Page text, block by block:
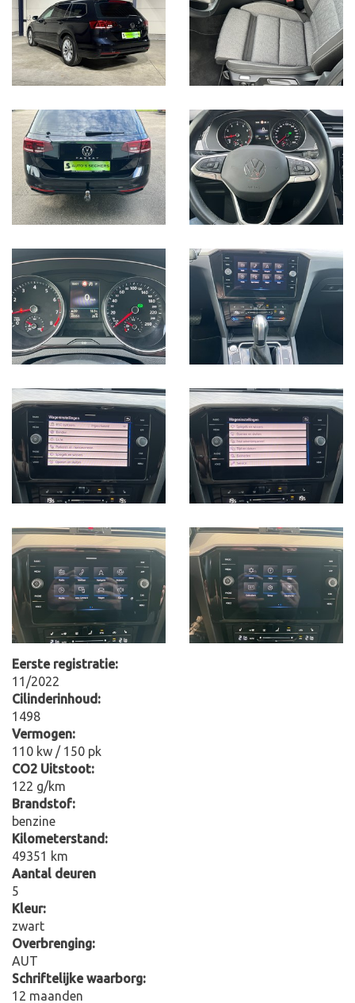
Eerste registratie:
11/2022
Cilinderinhoud:
1498
Vermogen:
110 kw / 150 pk
CO2 Uitstoot:
122 g/km
Brandstof:
benzine
Kilometerstand:
49351 km
Aantal deuren
5
Kleur:
zwart
Overbrenging:
AUT
Schriftelijke waarborg:
12 maanden